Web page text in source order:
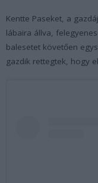
Kentte Paseket, a
lábaira állva,
balesetet követően
gazdik rettegtek, hogy